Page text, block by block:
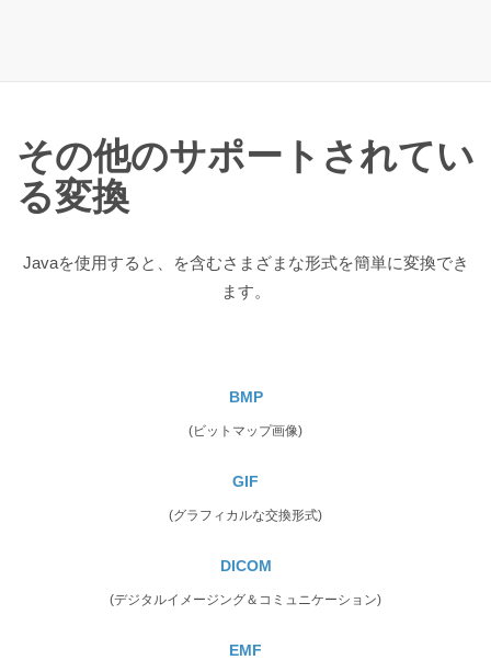
その他のサポートされてい
る変換
Javaを使用すると、を含むさまざまな形式を簡単に変換でき
ます。
BMP
(ビットマップ画像)
GIF
(グラフィカルな交換形式)
DICOM
(デジタルイメージング＆コミュニケーション)
EMF